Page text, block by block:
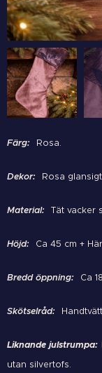
Färg: Rosa.
Dekor: Rosa
Material: Tät vacker
Höjd: Ca 45 cm +
Bredd öppning: Ca
Skötselråd: Handtvätt.
Liknande julstrumpa:
utan silvertofs.